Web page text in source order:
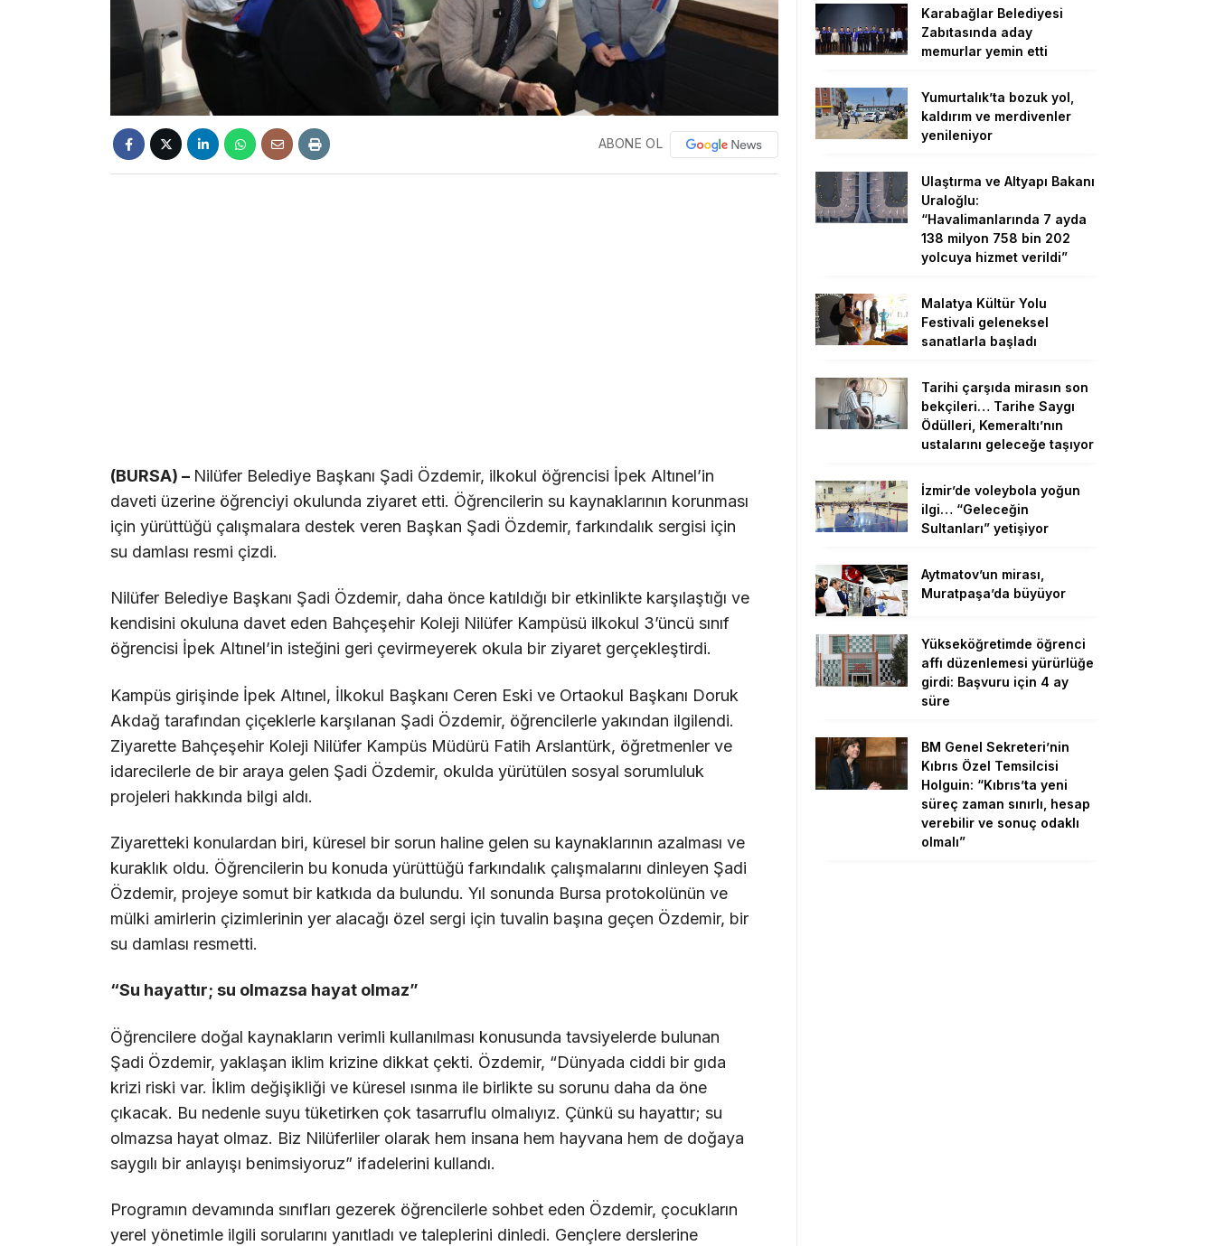
ABONE OL
(BURSA) – Nilüfer Belediye Başkanı Şadi Özdemir, ilkokul öğrencisi İpek Altınel’in
daveti üzerine öğrenciyi okulunda ziyaret etti. Öğrencilerin su kaynaklarının korunması
için yürüttüğü çalışmalara destek veren Başkan Şadi Özdemir, farkındalık sergisi için
su damlası resmi çizdi.
Nilüfer Belediye Başkanı Şadi Özdemir, daha önce katıldığı bir etkinlikte karşılaştığı ve
kendisini okuluna davet eden Bahçeşehir Koleji Nilüfer Kampüsü ilkokul 3’üncü sınıf
öğrencisi İpek Altınel’in isteğini geri çevirmeyerek okula bir ziyaret gerçekleştirdi.
Kampüs girişinde İpek Altınel, İlkokul Başkanı Ceren Eski ve Ortaokul Başkanı Doruk
Akdağ tarafından çiçeklerle karşılanan Şadi Özdemir, öğrencilerle yakından ilgilendi.
Ziyarette Bahçeşehir Koleji Nilüfer Kampüs Müdürü Fatih Arslantürk, öğretmenler ve
idarecilerle de bir araya gelen Şadi Özdemir, okulda yürütülen sosyal sorumluluk
projeleri hakkında bilgi aldı.
Ziyaretteki konulardan biri, küresel bir sorun haline gelen su kaynaklarının azalması ve
kuraklık oldu. Öğrencilerin bu konuda yürüttüğü farkındalık çalışmalarını dinleyen Şadi
Özdemir, projeye somut bir katkıda da bulundu. Yıl sonunda Bursa protokolünün ve
mülki amirlerin çizimlerinin yer alacağı özel sergi için tuvalin başına geçen Özdemir, bir
su damlası resmetti.
“Su hayattır; su olmazsa hayat olmaz”
Öğrencilere doğal kaynakların verimli kullanılması konusunda tavsiyelerde bulunan
Şadi Özdemir, yaklaşan iklim krizine dikkat çekti. Özdemir, “Dünyada ciddi bir gıda
krizi riski var. İklim değişikliği ve küresel ısınma ile birlikte su sorunu daha da öne
çıkacak. Bu nedenle suyu tüketirken çok tasarruflu olmalıyız. Çünkü su hayattır; su
olmazsa hayat olmaz. Biz Nilüferliler olarak hem insana hem hayvana hem de doğaya
saygılı bir anlayışı benimsiyoruz” ifadelerini kullandı.
Programın devamında sınıfları gezerek öğrencilerle sohbet eden Özdemir, çocukların
yerel yönetimle ilgili sorularını yanıtladı ve taleplerini dinledi. Gençlere derslerine
Karabağlar Belediyesi
Zabıtasında aday
memurlar yemin etti
Yumurtalık’ta bozuk yol,
kaldırım ve merdivenler
yenileniyor
Ulaştırma ve Altyapı Bakanı
Uraloğlu:
“Havalimanlarında 7 ayda
138 milyon 758 bin 202
yolcuya hizmet verildi”
Malatya Kültür Yolu
Festivali geleneksel
sanatlarla başladı
Tarihi çarşıda mirasın son
bekçileri… Tarihe Saygı
Ödülleri, Kemeraltı’nın
ustalarını geleceğe taşıyor
İzmir’de voleybola yoğun
ilgi… “Geleceğin
Sultanları” yetişiyor
Aytmatov’un mirası,
Muratpaşa’da büyüyor
Yükseköğretimde öğrenci
affı düzenlemesi yürürlüğe
girdi: Başvuru için 4 ay
süre
BM Genel Sekreteri’nin
Kıbrıs Özel Temsilcisi
Holguin: “Kıbrıs’ta yeni
süreç zaman sınırlı, hesap
verebilir ve sonuç odaklı
olmalı”